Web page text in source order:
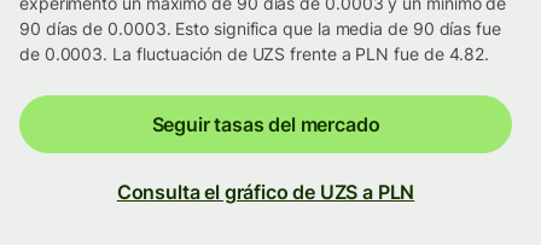
90 días de 0.0003. Esto significa que la media de 90 días fue
de 0.0003. La fluctuación de UZS frente a PLN fue de 4.82.
Seguir tasas del mercado
Consulta el gráfico de UZS a PLN